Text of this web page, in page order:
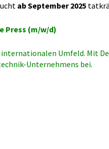
ab September 2025
Press (m/w/d)
Umfeld. Mit
Unternehmens bei.